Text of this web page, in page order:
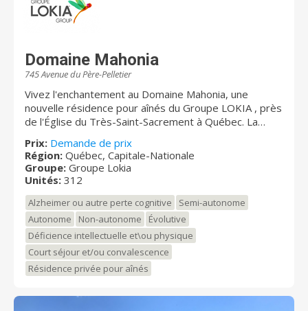
intervenants auprès des personnes que nous
desservons. » IMPORTANT: Nous avons une clientèle
doivent obligatoirement être référés via le
mécanisme d'accès du CIUSSS de la Capital Nationale)
Domaine Mahonia
745 Avenue du Père-Pelletier
Vivez l'enchantement au Domaine Mahonia, une
nouvelle résidence pour aînés du Groupe LOKIA , près
de l'Église du Très-Saint-Sacrement à Québec. La
semi-autonomes au total, dont 100 unités de type 3-
1/2 et 4-1/2 disponibles pour la location. À long terme
des studios seront également disponibles dans une
aînés souffrant de pertes cognitives ou de limitations
physiques. Le complexe comptera au total 312 unités.
Un stationnement souterrain de 130 places sera
accessible pour les résidents. De multiples espaces
verts, dont un arboretum unique au Canada situé
directement dans la cour de la résidence, permettront
retrouvera une salle à manger avec service aux
Prix: Demande de prix
Région: Québec, Capitale-Nationale
Groupe: Groupe Lokia
Unités: 312
Alzheimer ou autre perte cognitive
Semi-autonome
Autonome
Non-autonome
Évolutive
Déficience intellectuelle et\ou physique
Court séjour et/ou convalescence
Résidence privée pour aînés